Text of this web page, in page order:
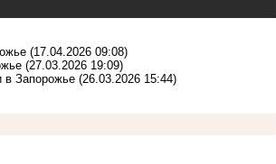
(17.04.2026 09:08)
(27.03.2026 19:09)
в Запорожье (26.03.2026 15:44)